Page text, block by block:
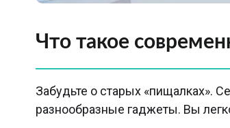
Что такое
Забудьте о старых «пищалках».
разнообразные гаджеты. Вы